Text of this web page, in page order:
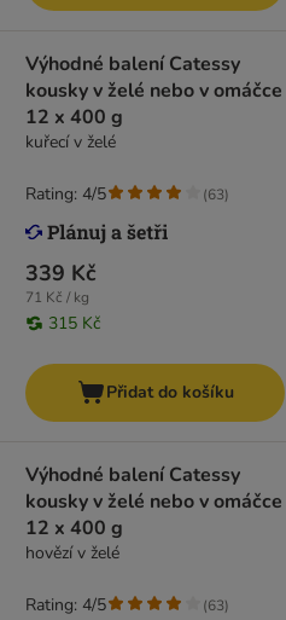
Výhodné balení Catessy
kousky v želé nebo v omáčce
12 x 400 g
kuřecí v želé
339 Kč
71 Kč / kg
315 Kč
Rating: 4/5 (63)
Přidat do košíku
Výhodné balení Catessy
kousky v želé nebo v omáčce
12 x 400 g
hovězí v želé
Rating: 4/5 (63)